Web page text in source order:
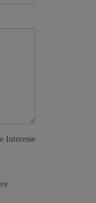
Interesse